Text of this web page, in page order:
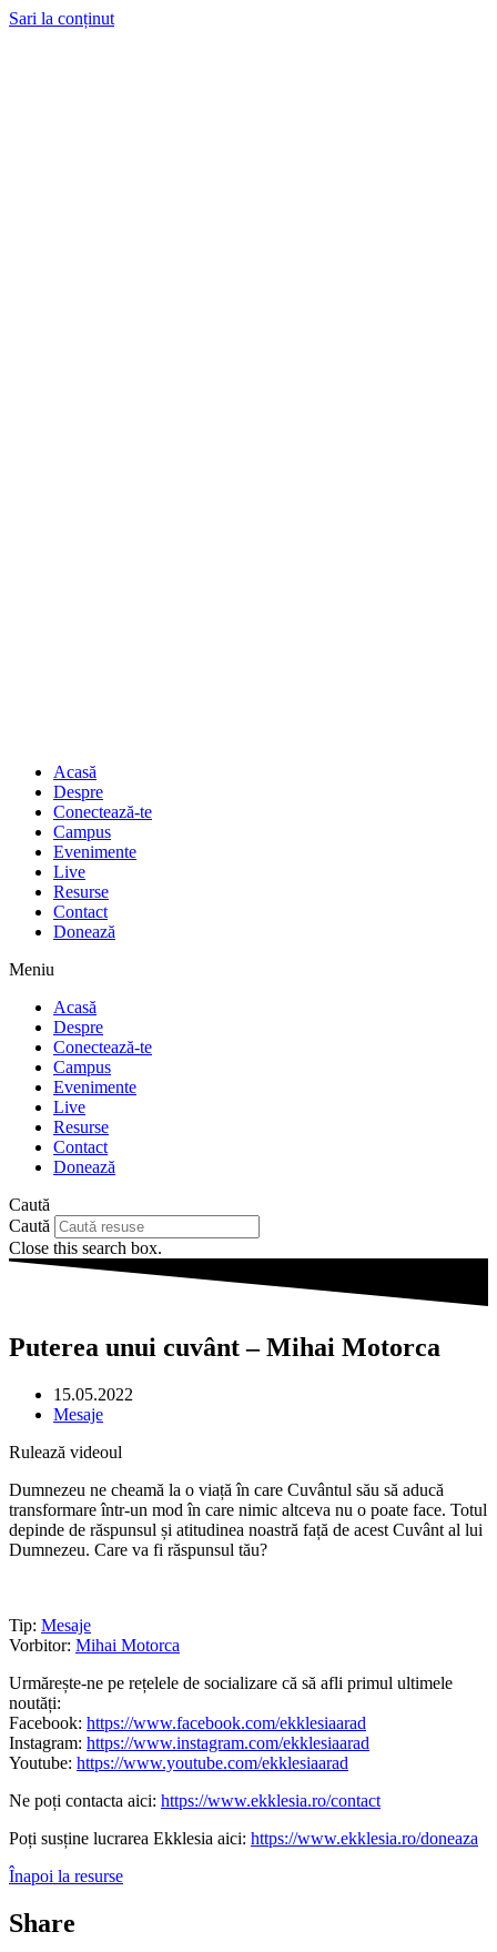
Sari la conținut
Acasă
Despre
Conectează-te
Campus
Evenimente
Live
Resurse
Contact
Donează
Meniu
Acasă
Despre
Conectează-te
Campus
Evenimente
Live
Resurse
Contact
Donează
Caută
Caută
Close this search box.
Puterea unui cuvânt – Mihai Motorca
15.05.2022
Mesaje
Rulează videoul
Dumnezeu ne cheamă la o viață în care Cuvântul său să aducă
transformare într-un mod în care nimic altceva nu o poate face. Totul
depinde de răspunsul și atitudinea noastră față de acest Cuvânt al lui
Dumnezeu. Care va fi răspunsul tău?
Tip: Mesaje
Vorbitor: Mihai Motorca
Urmărește-ne pe rețelele de socializare că să afli primul ultimele
noutăți:
Facebook: https://www.facebook.com/ekklesiaarad
Instagram: https://www.instagram.com/ekklesiaarad
Youtube: https://www.youtube.com/ekklesiaarad
Ne poți contacta aici: https://www.ekklesia.ro/contact
Poți susține lucrarea Ekklesia aici: https://www.ekklesia.ro/doneaza
Înapoi la resurse
Share